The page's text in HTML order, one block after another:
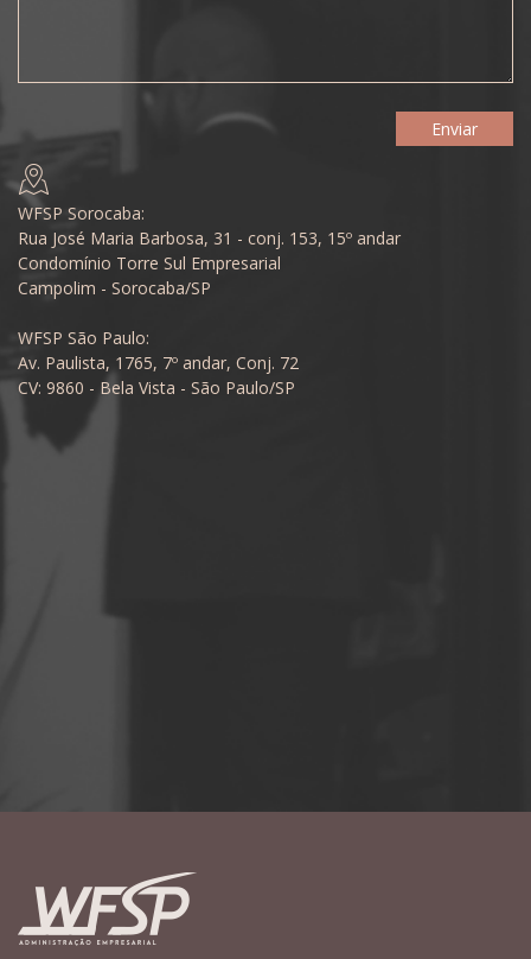
WFSP Sorocaba:
Rua José Maria Barbosa, 31 - conj. 153, 15º andar
Condomínio Torre Sul Empresarial
Campolim - Sorocaba/SP
WFSP São Paulo:
Av. Paulista, 1765, 7º andar, Conj. 72
CV: 9860 - Bela Vista - São Paulo/SP